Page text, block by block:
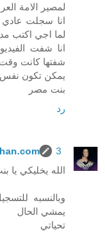
لمصير الامة
انا سجلت
لما اجي اكتب
انا شفت
شفتها كانت
يمكن تكون نفس
بنت مصر
رد
3 يناير 2012 في 11:30 م
الله يخليكي يا
وبالنسبه
يمشي الحال
تحياتي